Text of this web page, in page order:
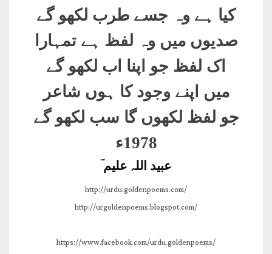
کیا ہے وہ جسے طرب لکھو گے
صدیوں میں وہ لفظ ہے تمہارا
اک لفظ جو اپنا اب لکھو گے
میں اپنے وجود کا ہوں شاعر
جو لفظ لکھوں گا سب لکھو گے
1978ء
عبید اللہ علیم ؔ
http://urdu.goldenpoems.com/
http://urgoldenpoems.blogspot.com/
https://www.facebook.com/urdu.goldenpoems/